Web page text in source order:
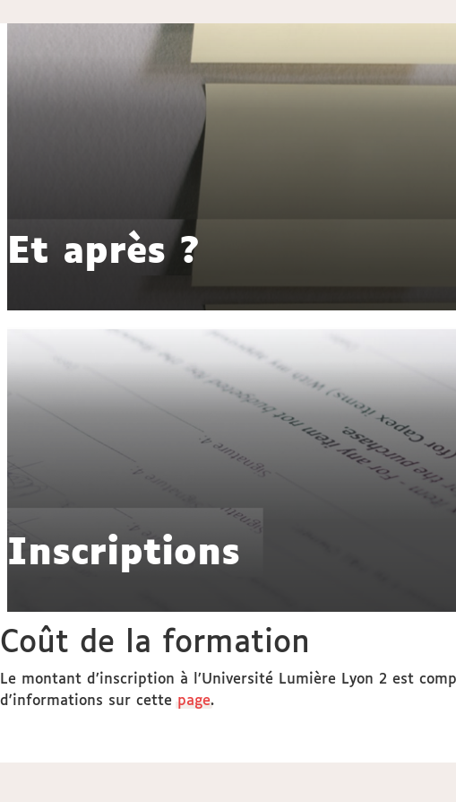
Et après ?
Inscriptions
Coût de la formation
Le montant d’inscription à l’Université Lumière Lyon 2 est
d'informations sur cette page.